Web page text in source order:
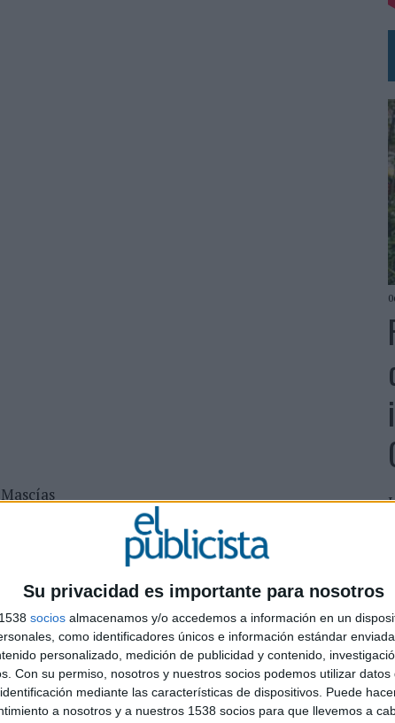
Su privacidad es importante para nosotros
socios almacenamos y/o accedemos a información en un
como identificadores únicos e información estándar
personalizado, medición de publicidad y contenido,
Con su permiso, nosotros y nuestros socios podemos utilizar datos
mediante las características de dispositivos. Puede
a nosotros y a nuestros 1538 socios para que llevemos a